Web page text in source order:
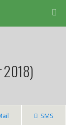
2018)
SMS